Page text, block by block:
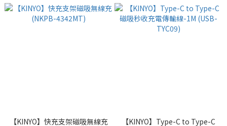
【KINYO】快充支架磁吸無線充
【KINYO】Type-C to Type-C